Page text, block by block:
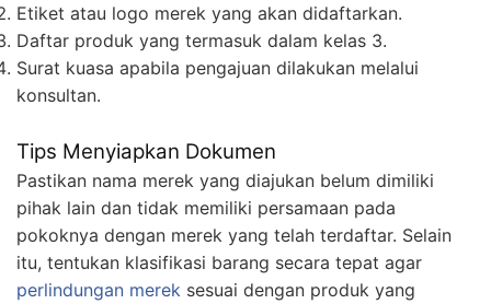
Etiket atau logo merek yang akan didaftarkan.
Daftar produk yang termasuk dalam kelas 3.
Surat kuasa apabila pengajuan dilakukan melalui
konsultan.
Tips Menyiapkan Dokumen
Pastikan nama merek yang diajukan belum dimiliki
pihak lain dan tidak memiliki persamaan pada
pokoknya dengan merek yang telah terdaftar. Selain
itu, tentukan klasifikasi barang secara tepat agar
perlindungan merek sesuai dengan produk yang